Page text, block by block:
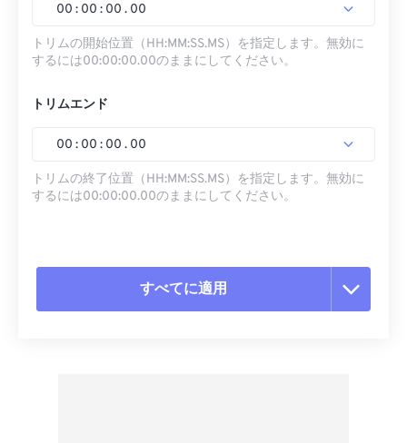
00 : 00 : 00 . 00
トリムの開始位置（HH:MM:SS.MS）を指定します。無効に
するには00:00:00.00のままにしてください。
トリムエンド
00 : 00 : 00 . 00
トリムの終了位置（HH:MM:SS.MS）を指定します。無効に
するには00:00:00.00のままにしてください。
すべてに適用